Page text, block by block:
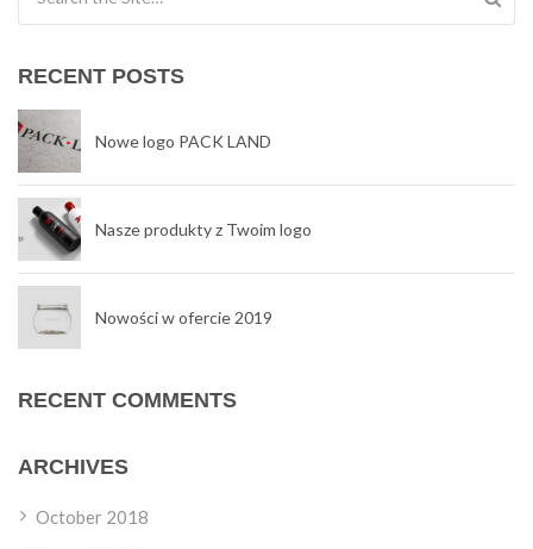
RECENT POSTS
Nowe logo PACK LAND
Nasze produkty z Twoim logo
Nowości w ofercie 2019
RECENT COMMENTS
ARCHIVES
October 2018